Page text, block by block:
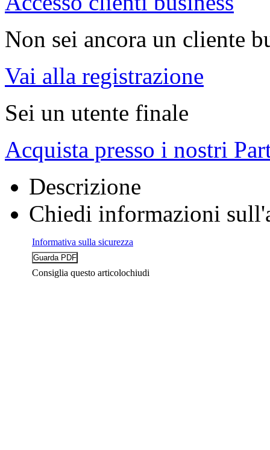
Non sei ancora un cliente
Vai alla registrazione
Sei un utente finale
Acquista presso i nostri
Descrizione
Chiedi informazioni
Informativa sulla sicurezza
Consiglia questo articolochiudi